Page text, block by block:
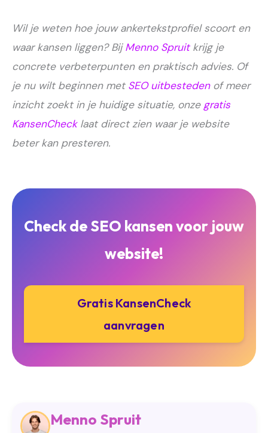
Wil je weten hoe jouw ankertekstprofiel scoort en
waar kansen liggen? BijMenno Spruitkrijg je
concrete verbeterpunten en praktisch advies. Of
je nu wilt beginnen met SEO uitbestedenof meer
inzicht zoekt in je huidige situatie, onze gratis
KansenChecklaat direct zien waar je website
beter kan presteren.
Check de SEO kansen voor jouw
website!
Gratis KansenCheck
aanvragen
Menno Spruit